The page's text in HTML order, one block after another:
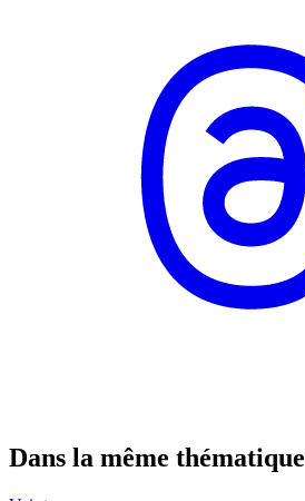
Dans la même thématique